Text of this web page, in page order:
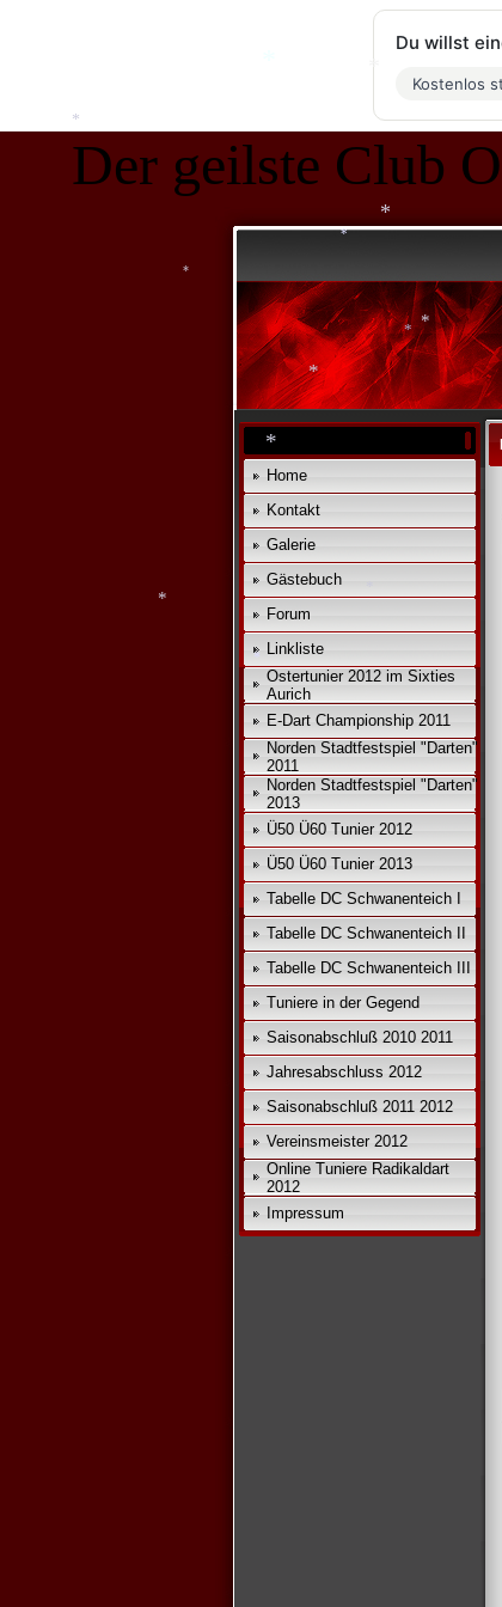
Der geilste Club
Home
Kontakt
Galerie
Gästebuch
Forum
Linkliste
Ostertunier 2012 im Sixties
Aurich
E-Dart Championship 2011
Norden Stadtfestspiel "Darten"
2011
Norden Stadtfestspiel "Darten"
2013
Ü50 Ü60 Tunier 2012
Ü50 Ü60 Tunier 2013
Tabelle DC Schwanenteich I
Tabelle DC Schwanenteich II
Tabelle DC Schwanenteich III
Tuniere in der Gegend
Saisonabschluß 2010 2011
Jahresabschluss 2012
Saisonabschluß 2011 2012
Vereinsmeister 2012
Online Tuniere Radikaldart
2012
Impressum
Du willst
Kostenlos
*
*
*
*
*